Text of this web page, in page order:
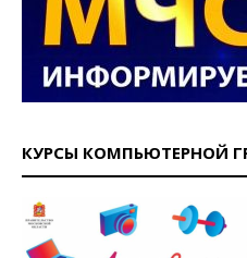
КУРСЫ КОМПЬЮТЕРНОЙ